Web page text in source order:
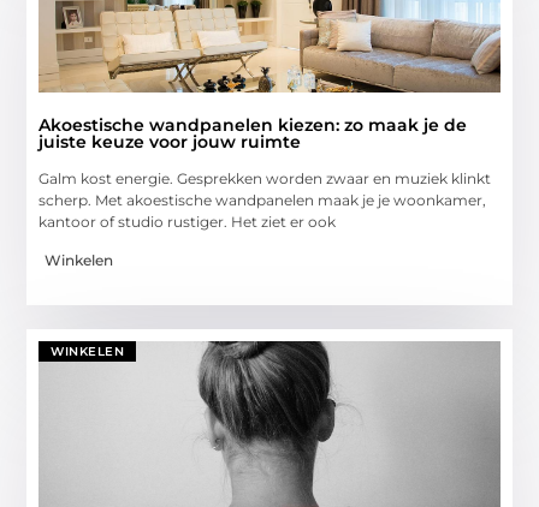
Akoestische wandpanelen kiezen: zo maak je de
juiste keuze voor jouw ruimte
Galm kost energie. Gesprekken worden zwaar en muziek klinkt
scherp. Met akoestische wandpanelen maak je je woonkamer,
kantoor of studio rustiger. Het ziet er ook
Winkelen
WINKELEN